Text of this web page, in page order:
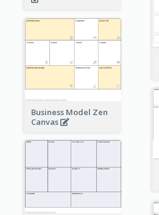
Business Model Zen
Canvas